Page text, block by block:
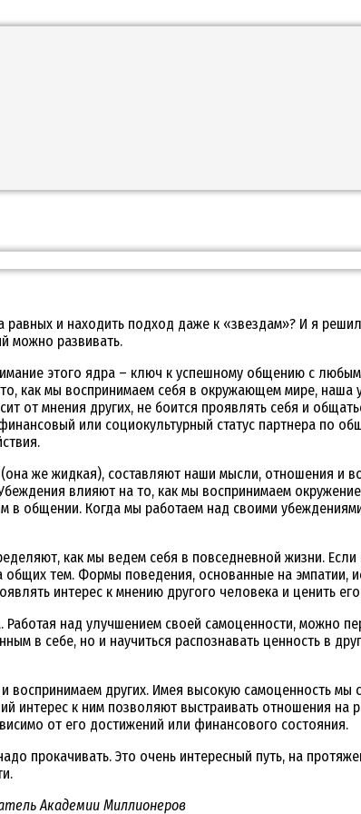
и находить подход даже к «звездам»? И я
можно развивать.
этого ядра – ключ к успешному общению с
как мы воспринимаем себя в окружающем мире, наша
от мнения других, не боится проявлять себя и
или социокультурный статус партнера по
же жидкая), составляют наши мысли, отношения и
влияют на то, как мы воспринимаем
в общении. Когда мы работаем над своими
как мы ведем себя в повседневной жизни. Если
тем. Формы поведения, основанные на эмпатии,
интерес к мнению другого человека и ценить
над улучшением своей самоценности, можно
в себе, но и научиться распознавать ценность в
других. Имея высокую самоценность
к ним позволяют выстраивать отношения на
от его достижений или финансового состояния.
прокачивать. Это очень интересный путь, на
Академии Миллионеров